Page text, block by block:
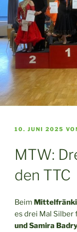
10. JUNI 2025
MTW:
den TTC
Beim
es drei Mal Silber
und Samira